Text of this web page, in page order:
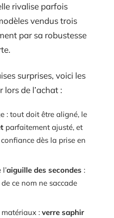
rivalise parfois
vendus trois
par sa robustesse
surprises, voici les
lors de l’achat :
: tout doit être aligné, le
parfaitement ajusté, et
dès la prise en
aiguille des secondes :
ce nom ne saccade
: verre saphir